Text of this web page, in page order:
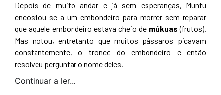
Depois de muito andar e já sem esperanças, Muntu
encostou-se a um embondeiro para morrer sem reparar
que aquele embondeiro estava cheio de múkuas (frutos).
Mas notou, entretanto que muitos pássaros picavam
constantemente, o tronco do embondeiro e então
resolveu perguntar o nome deles.
Continuar a ler...